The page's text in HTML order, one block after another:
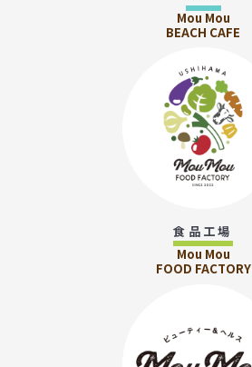
Mou Mou
BEACH CAFE
食品工場
Mou Mou
FOOD FACTORY